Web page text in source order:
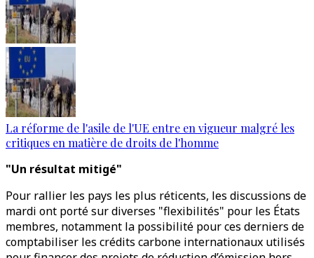
La réforme de l'asile de l'UE entre en vigueur malgré les
critiques en matière de droits de l'homme
"Un résultat mitigé"
Pour rallier les pays les plus réticents, les discussions de
mardi ont porté sur diverses "flexibilités" pour les États
membres, notamment la possibilité pour ces derniers de
comptabiliser les crédits carbone internationaux utilisés